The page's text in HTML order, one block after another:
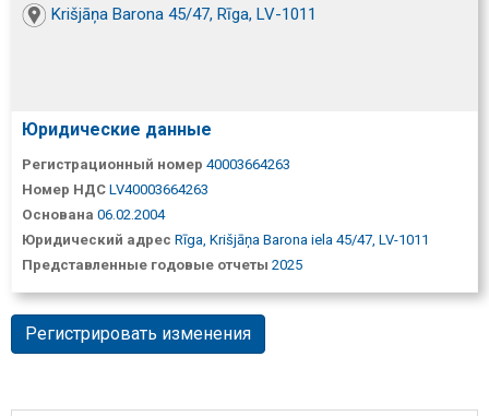
Krišjāņa Barona 45/47, Rīga, LV-1011
Юридические данные
Регистрационный номер 40003664263
Номер НДС LV40003664263
Основана 06.02.2004
Юридический адрес Rīga, Krišjāņa Barona iela 45/47, LV-1011
Представленные годовые отчеты 2025
Регистрировать изменения